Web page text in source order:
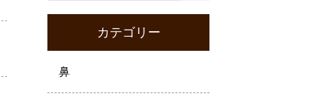
カテゴリー
鼻